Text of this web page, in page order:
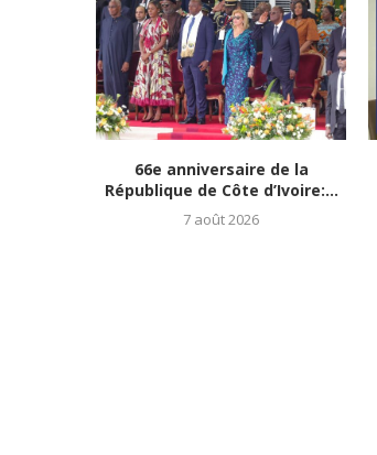
66e anniversaire de la
République de Côte d’Ivoire:...
7 août 2026